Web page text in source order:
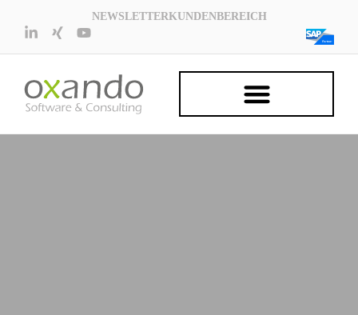
NEWSLETTERKUNDENBEREICH